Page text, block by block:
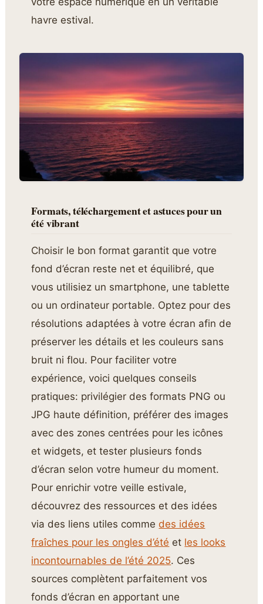
havre estival.
Formats, téléchargement et astuces pour un
été vibrant
Choisir le bon format garantit que votre
fond d’écran reste net et équilibré, que
vous utilisiez un smartphone, une tablette
ou un ordinateur portable. Optez pour des
résolutions adaptées à votre écran afin de
préserver les détails et les couleurs sans
bruit ni flou. Pour faciliter votre
expérience, voici quelques conseils
pratiques: privilégier des formats PNG ou
JPG haute définition, préférer des images
avec des zones centrées pour les icônes
et widgets, et tester plusieurs fonds
d’écran selon votre humeur du moment.
Pour enrichir votre veille estivale,
découvrez des ressources et des idées
via des liens utiles comme des idées
fraîches pour les ongles d’été et les looks
incontournables de l’été 2025. Ces
sources complètent parfaitement vos
fonds d’écran en apportant une